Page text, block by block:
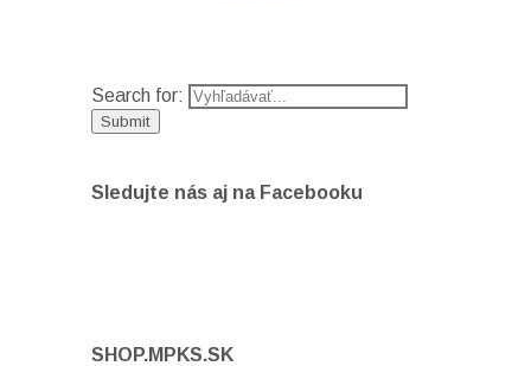
Search for:
Sledujte nás aj na Facebooku
SHOP.MPKS.SK